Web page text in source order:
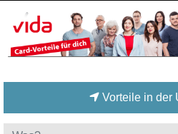
Vorteile in der